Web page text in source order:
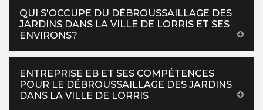
QUI S'OCCUPE DU DÉBROUSSAILLAGE DES
JARDINS DANS LA VILLE DE LORRIS ET SES
ENVIRONS?
ENTREPRISE EB ET SES COMPÉTENCES
POUR LE DÉBROUSSAILLAGE DES JARDINS
DANS LA VILLE DE LORRIS